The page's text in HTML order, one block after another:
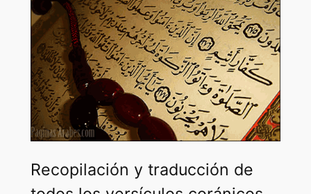
Recopilación y traducción de